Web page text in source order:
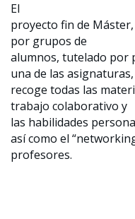
El
proyecto fin de
por grupos de
alumnos, tutelado por
una de las
recoge todas las
trabajo colaborativo y
las habilidades
así como el
profesores.